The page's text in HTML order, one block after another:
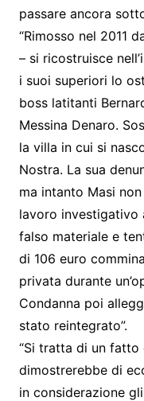
passare ancora
“Rimosso nel 2011
– si ricostruisce
i suoi superiori lo
boss latitanti
Messina Denaro.
la villa in cui si
Nostra. La sua
ma intanto Masi
lavoro investigativo
falso materiale e
di 106 euro
privata durante
Condanna poi
stato reintegrato”.
“Si tratta di un fatto
dimostrerebbe di
in considerazione